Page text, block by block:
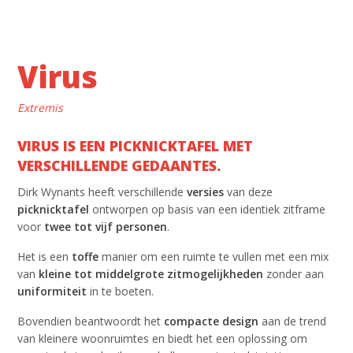
Virus
Extremis
VIRUS IS EEN PICKNICKTAFEL MET
VERSCHILLENDE GEDAANTES.
Dirk Wynants heeft verschillendeversies van deze
picknicktafel ontworpen op basis van een identiek zitframe
voor twee tot vijf personen.
Het is een toffe manier om een ruimte te vullen met een mix
van kleine tot middelgrote zitmogelijkheden zonder aan
uniformiteit in te boeten.
Bovendien beantwoordt het compacte design aan de trend
van kleinere woonruimtes en biedt het een oplossing om